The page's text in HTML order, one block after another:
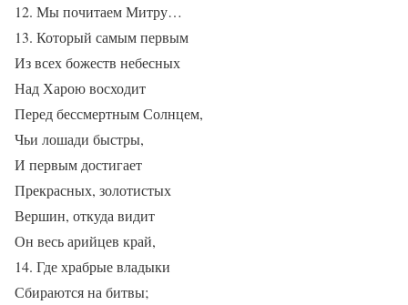
12. Мы почитаем Митру…
13. Который самым первым
Из всех божеств небесных
Над Харою восходит
Перед бессмертным Солнцем,
Чьи лошади быстры,
И первым достигает
Прекрасных, золотистых
Вершин, откуда видит
Он весь арийцев край,
14. Где храбрые владыки
Сбираются на битвы;